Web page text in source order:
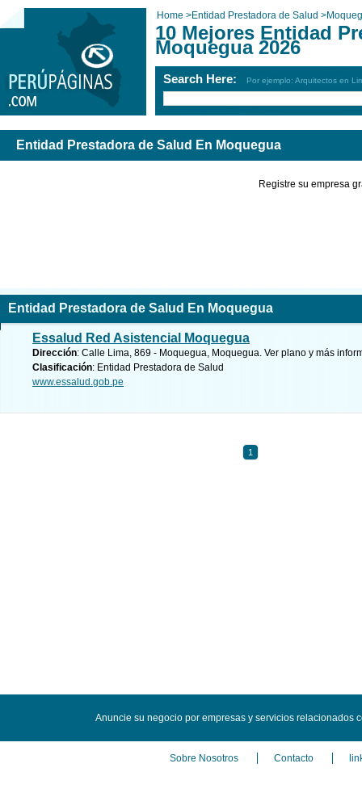
Home >Entidad Prestadora de Salud >
10 Mejores Entidad
Moquegua 2026
Search Here: Por ejemplo: Arquitectos en
Entidad Prestadora de Salud En Moquegua
Registre su empresa
Entidad Prestadora de Salud En Moquegua
Essalud Red Asistencial Moquegua
Dirección: Calle Lima, 869 - Moquegua, Moquegua. Ver plano y más
Clasificación: Entidad Prestadora de Salud
www.essalud.gob.pe
1
Anuncie su negocio por empresas y servicios relacionados
Sobre Nosotros Contacto